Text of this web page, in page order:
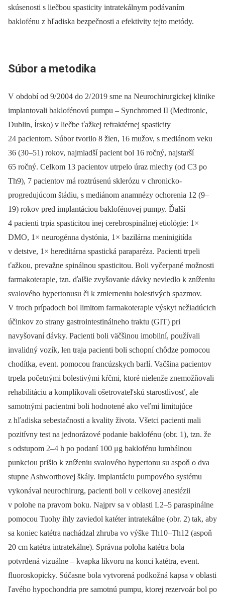
skúsenosti s liečbou spasticity intratekálnym podávaním
baklofénu z hľadiska bezpečnosti a efektivity tejto metódy.
Súbor a metodika
V období od 9/ 2004 do 2/ 2019 sme na Neurochirurgickej klinike
implantovali baklofénovú pumpu –⁠ Synchromed II (Medtronic,
Dublin, Írsko) v liečbe ťažkej refraktérnej spasticity
24 pacientom. Súbor tvorilo 8 žien, 16 mužov, s mediánom veku
36 (30–51) rokov, najmladší pacient bol 16 ročný, najstarší
65 ročný. Celkom 13 pacientov utrpelo úraz miechy (od C3 po
Th9), 7 pacientov má roztrúsenú sklerózu v chronicko-
progredujúcom štádiu, s mediánom anamnézy ochorenia 12 (9–
19) rokov pred implantáciou baklofénovej pumpy. Ďalší
4 pacienti trpia spasticitou inej cerebrospinálnej etiológie: 1×
DMO, 1× neurogénna dystónia, 1× bazilárna meninigitída
v detstve, 1× hereditárna spastická paraparéza. Pacienti trpeli
ťažkou, prevažne spinálnou spasticitou. Boli vyčerpané možnosti
farmakoterapie, tzn. ďalšie zvyšovanie dávky neviedlo k zníženiu
svalového hypertonusu či k zmierneniu bolestivých spazmov.
V troch prípadoch bol limitom farmakoterapie výskyt nežiadúcich
účinkov zo strany gastrointestinálneho traktu (GIT) pri
navyšovaní dávky. Pacienti boli väčšinou imobilní, používali
invalidný vozík, len traja pacienti boli schopní chôdze pomocou
chodítka, event. pomocou francúzskych barlí. Vačšina pacientov
trpela početnými bolestivými kŕčmi, ktoré nielenže znemožňovali
rehabilitáciu a komplikovali ošetrovateľskú starostlivosť, ale
samotnými pacientmi boli hodnotené ako veľmi limitujúce
z hľadiska sebestačnosti a kvality života. Všetci pacienti mali
pozitívny test na jednorázové podanie baklofénu (obr. 1), tzn. že
s odstupom 2–4 h po podaní 100 μg baklofénu lumbálnou
punkciou prišlo k zníženiu svalového hypertonu su aspoň o dva
stupne Ashworthovej škály. Implantáciu pumpového systému
vykonával neurochirurg, pacienti boli v celkovej anestézii
v polohe na pravom boku. Najprv sa v oblasti L2–5 paraspinálne
pomocou Tuohy ihly zaviedol katéter intratekálne (obr. 2) tak, aby
sa koniec katétra nachádzal zhruba vo výške Th10–Th12 (aspoň
20 cm katétra intratekálne). Správna poloha katétra bola
potvrdená vizuálne –⁠ kvapka likvoru na konci katétra, event.
fluoroskopicky. Súčasne bola vytvorená podkožná kapsa v oblasti
ľavého hypochondria pre samotnú pumpu, ktorej rezervoár bol po